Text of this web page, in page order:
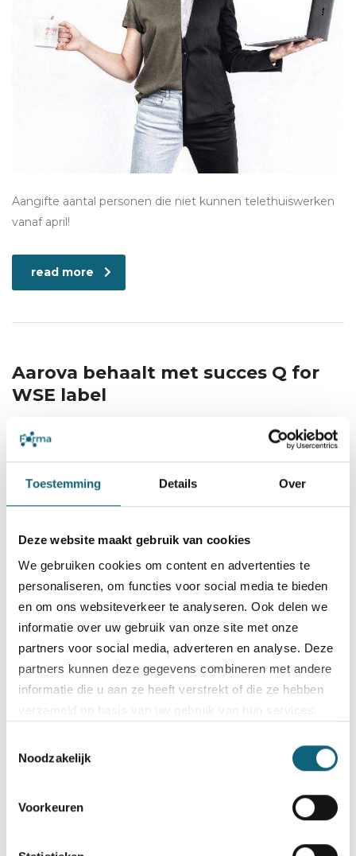
Toestemming Details Over
Deze website maakt gebruik van cookies
We gebruiken cookies om content en advertenties te
personaliseren, om functies voor social media te bieden
en om ons websiteverkeer te analyseren. Ook delen we
informatie over uw gebruik van onze site met onze
partners voor social media, adverteren en analyse. Deze
partners kunnen deze gegevens combineren met andere
informatie die u aan ze heeft verstrekt of die ze hebben
verzameld op basis van uw gebruik van hun services.
Bezoek onze
Noodzakelijk
Voorkeuren
Aangifte aantal personen die niet kunnen telethuiswerken
vanaf april!
read more
Aarova behaalt met succes Q for
WSE label
9 maart 2021
Category: Begeleiding
begeleiding van Forma.